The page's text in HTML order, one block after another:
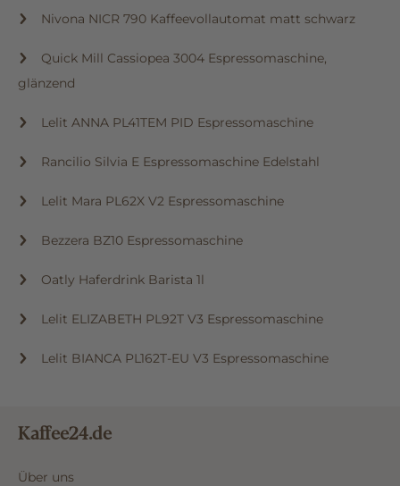
Nivona NICR 790 Kaffeevollautomat matt schwarz
Quick Mill Cassiopea 3004 Espressomaschine,
glänzend
Lelit ANNA PL41TEM PID Espressomaschine
Rancilio Silvia E Espressomaschine Edelstahl
Lelit Mara PL62X V2 Espressomaschine
Bezzera BZ10 Espressomaschine
Oatly Haferdrink Barista 1l
Lelit ELIZABETH PL92T V3 Espressomaschine
Lelit BIANCA PL162T-EU V3 Espressomaschine
Kaffee24.de
Über uns